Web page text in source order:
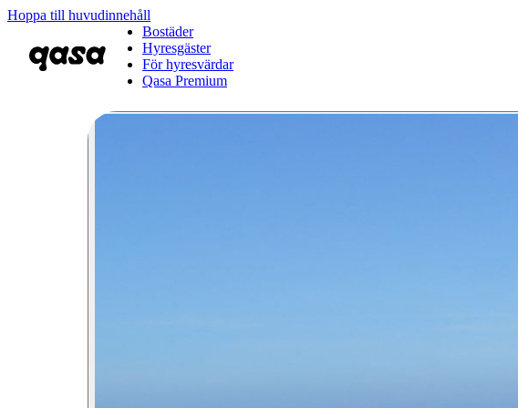
Hoppa till huvudinnehåll
Bostäder
Hyresgäster
För hyresvärdar
Qasa Premium